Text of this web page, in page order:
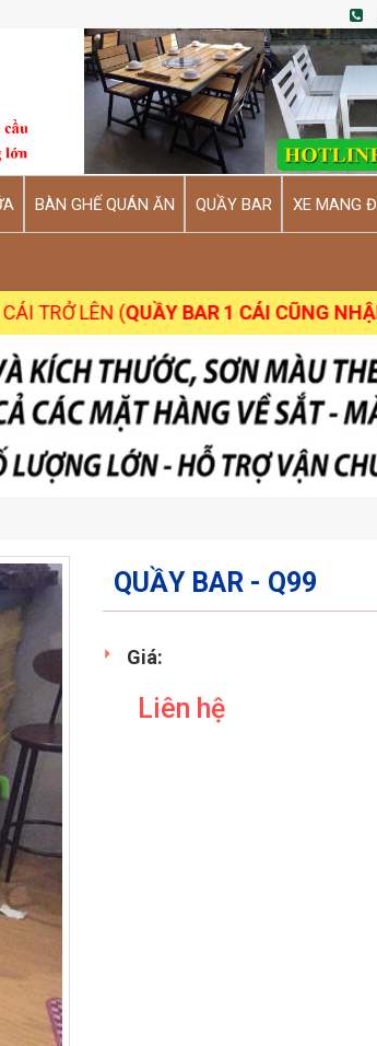
BÀN GHẾ QUÁN ĂN QUẦY BAR XE MANG ĐI
(QUẦY BAR 1 CÁI CŨNG NHẬN)
QUẦY BAR - Q99
Giá:
Liên hệ